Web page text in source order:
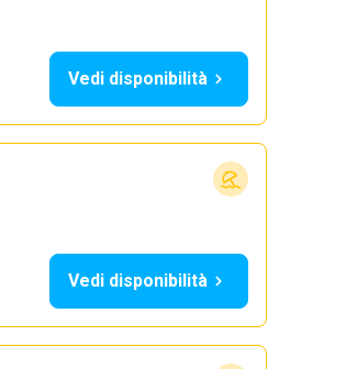
Vedi disponibilità
Vedi disponibilità